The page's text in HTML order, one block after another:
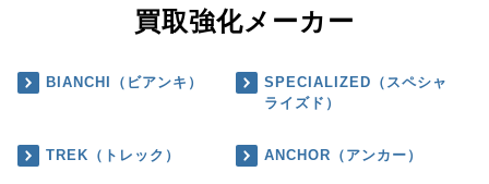
買取強化メーカー
BIANCHI（ビアンキ）
SPECIALIZED（スペシャ
ライズド）
TREK（トレック） ANCHOR（アンカー）